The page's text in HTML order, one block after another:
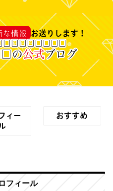
な情報 お送りします！
□ □ □ □ □ □ □ □
□の公式ブログ
ィー
おすすめ
フィール